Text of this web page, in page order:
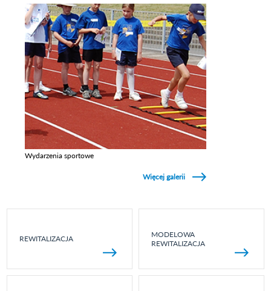
Wydarzenia sportowe
Więcej galerii
REWITALIZACJA
MODELOWA
REWITALIZACJA